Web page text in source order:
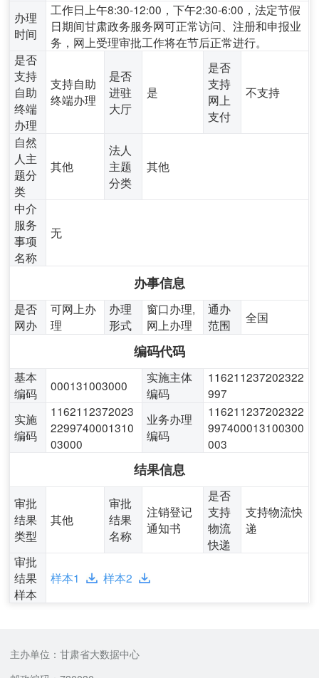
办理
时间
工作日上午8:30-12:00，下午2:30-6:00，法定节假
日期间甘肃政务服务网可正常访问、注册和申报业
务，网上受理审批工作将在节后正常进行。
是否
支持
自助
终端
办理
支持自助
终端办理
是否
进驻
大厅
是
是否
支持
网上
支付
不支持
自然
人主
题分
类
其他
法人
主题
分类
其他
中介
服务
事项
名称
无
办事信息
是否
网办
可网上办
理
办理
形式
窗口办理,
网上办理
通办
范围
全国
编码代码
基本
编码
000131003000
实施主体
编码
116211237202322
997
实施
编码
1162112372023
2299740001310
03000
业务办理
编码
116211237202322
997400013100300
003
结果信息
审批
结果
类型
其他
审批
结果
名称
注销登记
通知书
是否
支持
物流
快递
支持物流快
递
审批
结果
样本
样本1 样本2
主办单位：甘肃省大数据中心